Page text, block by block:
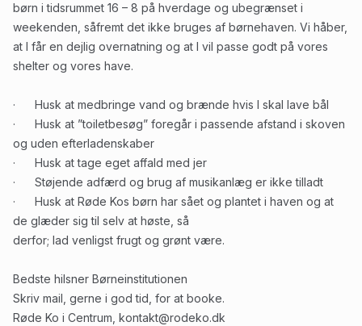
børn i tidsrummet 16 – 8 på hverdage og ubegrænset i
weekenden, såfremt det ikke bruges af børnehaven. Vi håber,
at I får en dejlig overnatning og at I vil passe godt på vores
shelter og vores have.
· Husk at medbringe vand og brænde hvis I skal lave bål
· Husk at ”toiletbesøg” foregår i passende afstand i skoven
og uden efterladenskaber
· Husk at tage eget affald med jer
· Støjende adfærd og brug af musikanlæg er ikke tilladt
· Husk at Røde Kos børn har sået og plantet i haven og at
de glæder sig til selv at høste, så
derfor; lad venligst frugt og grønt være.
Bedste hilsner Børneinstitutionen
Skriv mail, gerne i god tid, for at booke.
Røde Ko i Centrum, kontakt@rodeko.dk